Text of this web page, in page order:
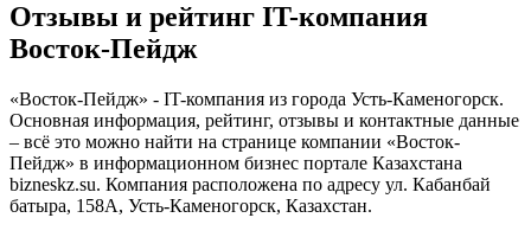
Отзывы и рейтинг IT-компания
Восток-Пейдж
«Восток-Пейдж» - IT-компания из города Усть-Каменогорск.
Основная информация, рейтинг, отзывы и контактные данные
– всё это можно найти на странице компании «Восток-
Пейдж» в информационном бизнес портале Казахстана
bizneskz.su. Компания расположена по адресу ул. Кабанбай
батыра, 158А, Усть-Каменогорск, Казахстан.